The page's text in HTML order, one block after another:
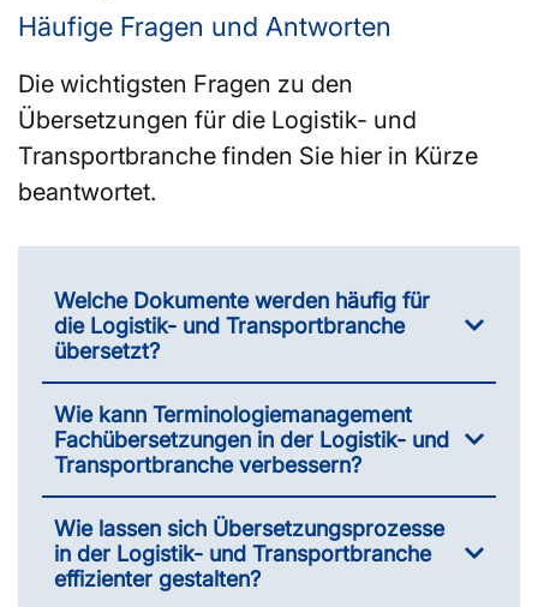
Häufige Fragen und Antworten
Die wichtigsten Fragen zu den
Übersetzungen für die Logistik- und
Transportbranche finden Sie hier in Kürze
beantwortet.
Welche Dokumente werden häufig für
die Logistik- und Transportbranche
übersetzt?
Wie kann Terminologiemanagement
Fachübersetzungen in der Logistik- und
Transportbranche verbessern?
Wie lassen sich Übersetzungsprozesse
in der Logistik- und Transportbranche
effizienter gestalten?